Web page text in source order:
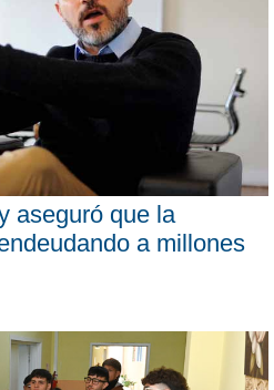
aseguró que la
a millones